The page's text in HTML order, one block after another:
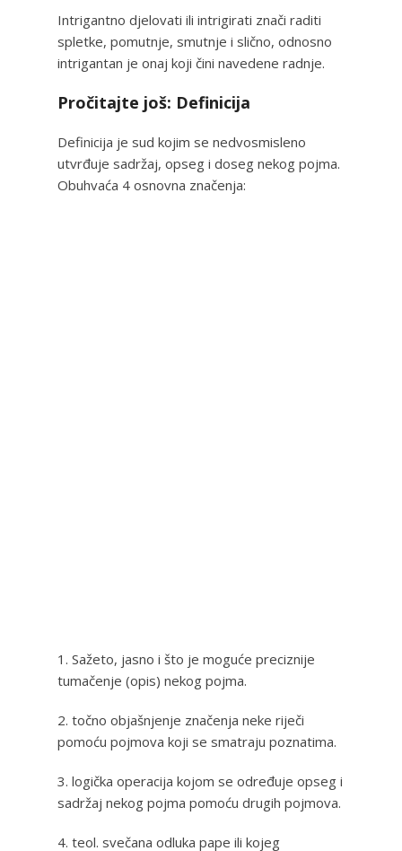
Intrigantno djelovati ili intrigirati znači raditi
spletke, pomutnje, smutnje i slično, odnosno
intrigantan je onaj koji čini navedene radnje.
Pročitajte još: Definicija
Definicija je sud kojim se nedvosmisleno
utvrđuje sadržaj, opseg i doseg nekog pojma.
Obuhvaća 4 osnovna značenja:
1. Sažeto, jasno i što je moguće preciznije
tumačenje (opis) nekog pojma.
2. točno objašnjenje značenja neke riječi
pomoću pojmova koji se smatraju poznatima.
3. logička operacija kojom se određuje opseg i
sadržaj nekog pojma pomoću drugih pojmova.
4. teol. svečana odluka pape ili kojeg